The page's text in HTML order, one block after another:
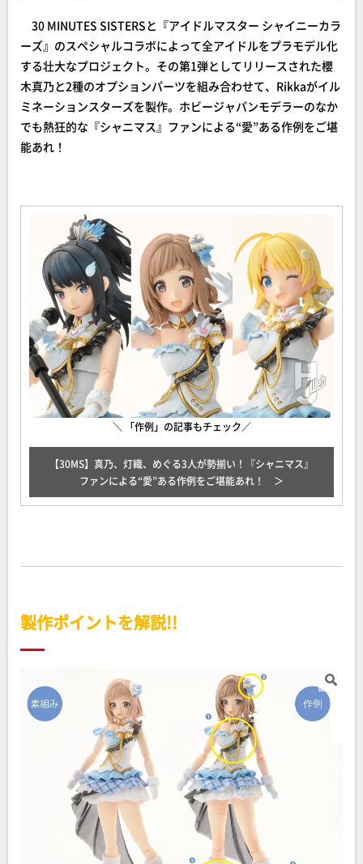
30 MINUTES SISTERSと『アイドルマスター シャイニーカラ
ーズ』のスペシャルコラボによって全アイドルをプラモデル化
する壮大なプロジェクト。その第1弾としてリリースされた櫻
木真乃と2種のオプションパーツを組み合わせて、Rikkaがイル
ミネーションスターズを製作。ホビージャパンモデラーのなか
でも熱狂的な『シャニマス』ファンによる“愛”ある作例をご堪
能あれ！
＼ 「作例」の記事もチェック／
【30MS】真乃、灯織、めぐる3人が勢揃い！『シャニマス』
ファンによる“愛”ある作例をご堪能あれ！
製作ポイントを解説!!